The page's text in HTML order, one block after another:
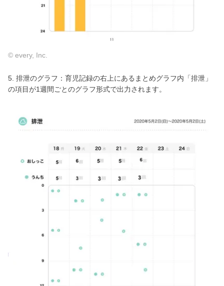
© every, Inc.
5. 排泄のグラフ：育児記録の右上にあるまとめグラフ内「排泄」
の項目が1週間ごとのグラフ形式で出力されます。